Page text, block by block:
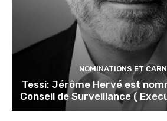
NOMINATIONS ET
Tessi: Jérôme Hervé est
Conseil de Surveillance (